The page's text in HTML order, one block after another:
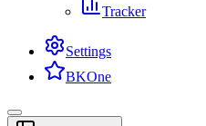
Tracker
Settings
BKOne